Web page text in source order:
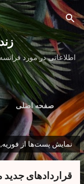
رد
اطلاعاتی در مورد
صفحه اصلی
پ
س
ت‌
نمایش پست‌ها از فوریه, ۲۰۱۲
قراردادهای جدید